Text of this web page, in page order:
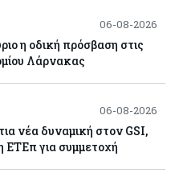
06-08-2026
η οδική πρόσβαση στις
Λάρνακας
06-08-2026
νέα δυναμική στον GSI,
ΕΤΕπ για συμμετοχή